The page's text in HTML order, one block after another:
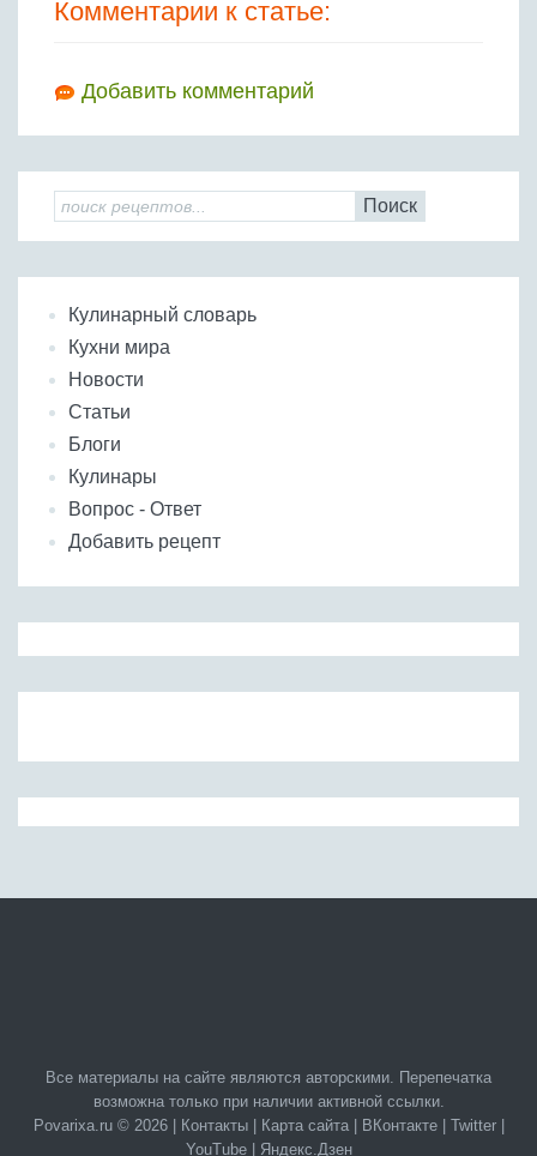
Комментарии к статье:
Добавить комментарий
Поиск
Кулинарный словарь
Кухни мира
Новости
Статьи
Блоги
Кулинары
Вопрос - Ответ
Добавить рецепт
Все материалы на сайте являются авторскими. Перепечатка
возможна только при наличии активной ссылки.
Povarixa.ru © 2026 |
Контакты| Карта сайта| ВКонтакте| Twitter|
YouTube| Яндекс.Дзен